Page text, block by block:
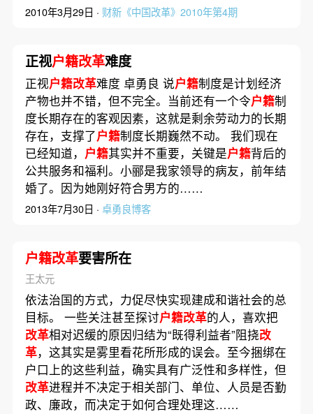
2010年3月29日 · 财新《中国改革》2010年第4期
正视户籍改革难度
正视户籍改革难度 卓勇良 说户籍制度是计划经济
产物也并不错，但不完全。当前还有一个令户籍制
度长期存在的客观因素，这就是剩余劳动力的长期
存在，支撑了户籍制度长期巍然不动。 我们现在
已经知道， 户籍其实并不重要，关键是户籍背后的
公共服务和福利。小郦是我家领导的病友，前年结
婚了。因为她刚好符合男方的……
2013年7月30日 · 卓勇良博客
户籍改革要害所在
王太元
依法治国的方式，力促尽快实现建成和谐社会的总
目标。 一些关注甚至探讨户籍改革的人，喜欢把
改革相对迟缓的原因归结为“既得利益者”阻挠改
革，这其实是雾里看花所形成的误会。至今捆绑在
户口上的这些利益，确实具有广泛性和多样性，但
改革进程并不决定于相关部门、单位、人员是否勤
政、廉政，而决定于如何合理处理这……